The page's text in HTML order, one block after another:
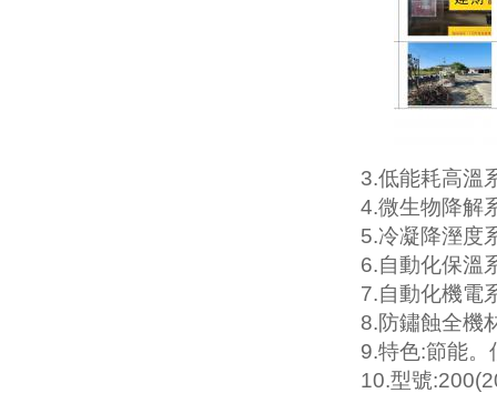
3.低能耗高溫
4.微生物降解
5.冷凝降溼度
6.自動化保溫
7.自動化機電
8.防鏽蝕全機
9.特色:節能。
10.型號